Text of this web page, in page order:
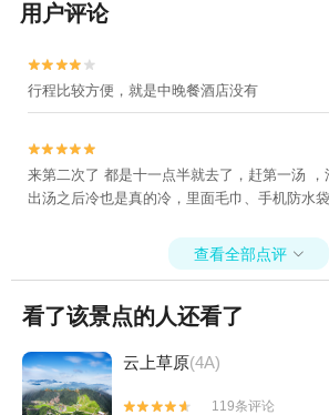
用户评论


行程比较方便，就是中晚餐酒店没有


来第二次了 都是十一点半就去了，赶第一汤 ，
出汤之后冷也是真的冷，里面毛巾、手机防水
查看全部点评 
看了该景点的人还看了
云上草原(4A)


119条评论